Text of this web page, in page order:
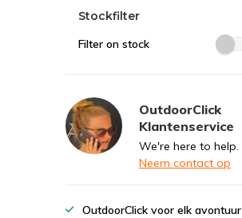
Stockfilter
Filter on stock
OutdoorClick
Klantenservice
We're here to help.
Neem contact op
OutdoorClick voor elk avontuur